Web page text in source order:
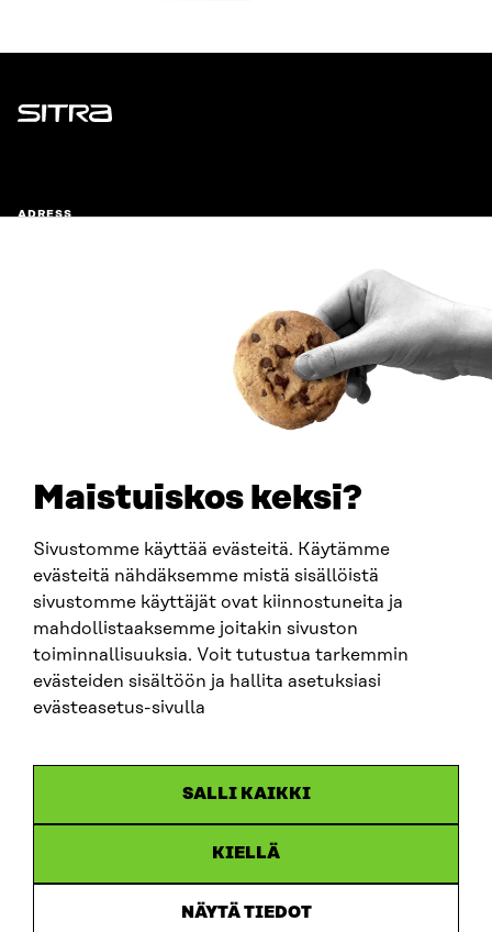
Maistuiskos keksi?
Sivustomme käyttää evästeitä. Käytämme
evästeitä nähdäksemme mistä sisällöistä
sivustomme käyttäjät ovat kiinnostuneita ja
mahdollistaaksemme joitakin sivuston
toiminnallisuuksia. Voit tutustua tarkemmin
evästeiden sisältöön ja hallita asetuksiasi
evästeasetus-sivulla
SALLI KAIKKI
KIELLÄ
NÄYTÄ TIEDOT
Sitra
ADRESS
fornamn.efternamn@sitra.fi
SITRA PÅ SOCIALA MEDIER
LinkedIn
Instagram
YouTube
Tillgänglighetsutredning